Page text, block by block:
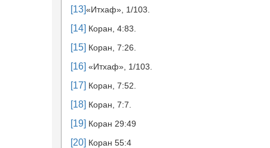
[13]«Итхаф», 1/103.
[14] Коран, 4:83.
[15] Коран, 7:26.
[16] «Итхаф», 1/103.
[17] Коран, 7:52.
[18] Коран, 7:7.
[19] Коран 29:49
[20] Коран 55:4